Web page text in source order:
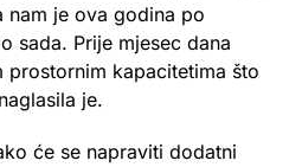
nam je ova godina po
sada. Prije mjesec dana
kapacitetima što
je.
će se napraviti dodatni